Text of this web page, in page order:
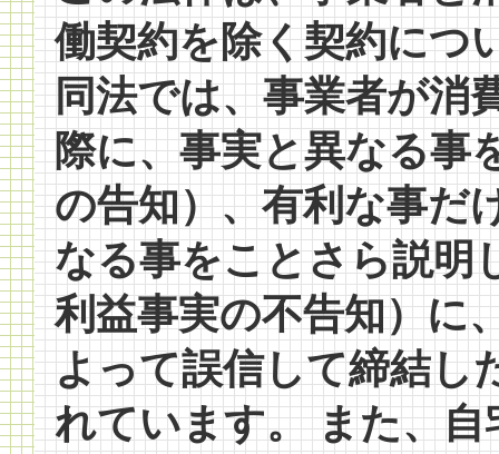
働契約を除く契約につ
同法では、事業者が消
際に、事実と異なる事
の告知）、有利な事だ
なる事をことさら説明
利益事実の不告知）に
よって誤信して締結し
れています。 また、